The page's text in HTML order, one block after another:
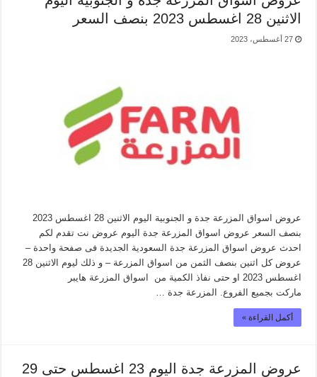
الاثنين 28 اغسطس 2023 بنصف السعر
27 أغسطس، 2023
عروض اسواق المزرعة جدة و الجنوبية اليوم الاثنين 28 اغسطس 2023
بنصف السعر عروض اسواق المزرعة جدة اليوم عروض نت تقدم لكم
احدث عروض اسواق المزرعة جدة السعودية الجديدة فى صفحة واحدة –
عروض كل اثنين بنصف الثمن من اسواق المزرعة – و ذلك ليوم الاثنين 28
اغسطس 2023 او حتى نفاذ الكمية من اسواق المزرعة هايبر
ماركت بجميع الفروع. المزرعة جدة …
أكمل القراءة »
عروض المزرعة جدة اليوم 23 اغسطس حتى 29